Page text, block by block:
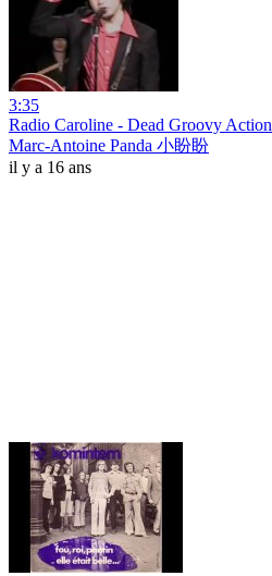
3:35
Radio Caroline - Dead Groovy Action
Marc-Antoine Panda 小盼盼
il y a 16 ans